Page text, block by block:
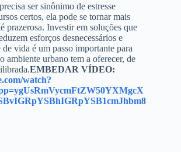
ser sinônimo de estresse
certos, ela pode se tornar mais
prazerosa. Investir em soluções que
esforços desnecessários e
vida é um passo importante para
ambiente urbano tem a oferecer, de
EMBEDAR VÍDEO:
watch?